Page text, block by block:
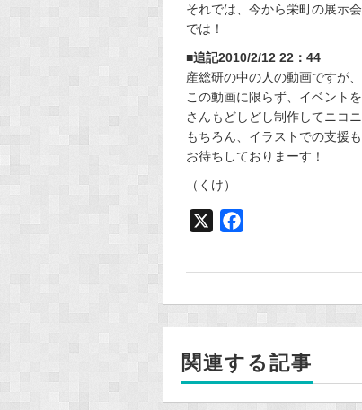
それでは、今から栄町の展示
では！
■追記2010/2/12 22：44
産総研の中の人の動画ですが
この動画に限らず、イベント
さんもどしどし制作してニコ
もちろん、イラストでの支援
お待ちしておりまーす！
（くけ）
o
k
関連する記事